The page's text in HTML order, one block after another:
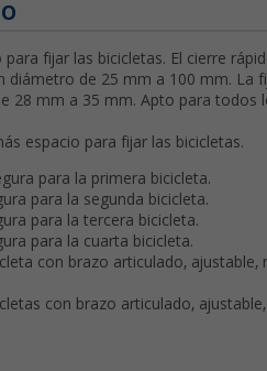
fijar las bicicletas. El cierre
diámetro de 25 mm a 100 mm. La
28 mm a 35 mm. Apto para todos
espacio para fijar las bicicletas.
para la primera bicicleta.
para la segunda bicicleta.
para la tercera bicicleta.
para la cuarta bicicleta.
con brazo articulado, ajustable,
con brazo articulado,